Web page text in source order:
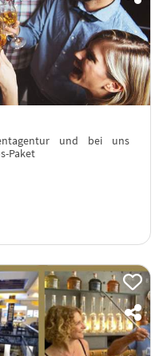
und bei uns
Paket